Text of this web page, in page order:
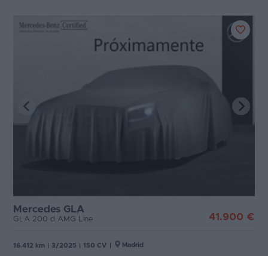
Mercedes GLA
GLA 200 d AMG Line 41.900 €
16.412 km 3/2025 150 CV Madrid